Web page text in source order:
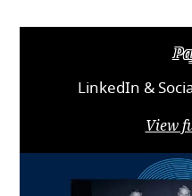
LinkedIn &
View